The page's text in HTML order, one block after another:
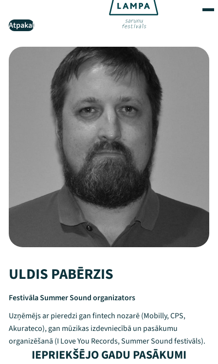
Atpakaļ
ULDIS PABĒRZIS
Festivāla Summer Sound organizators
Uzņēmējs ar pieredzi gan fintech nozarē (Mobilly, CPS,
Akurateco), gan mūzikas izdevniecībā un pasākumu
organizēšanā (I Love You Records, Summer Sound festivāls).
IEPRIEKŠĒJO GADU PASĀKUMI